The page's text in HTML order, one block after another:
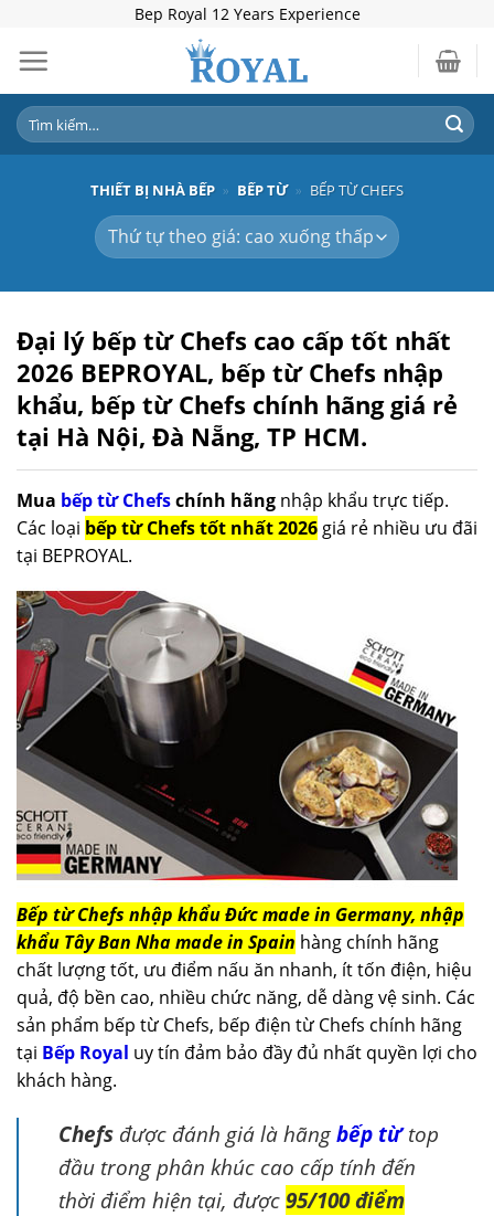
content
Bep Royal 12 Years Experience
Tìm
kiếm:
THIẾT BỊ NHÀ BẾP » BẾP TỪ » BẾP TỪ CHEFS
Đại lý bếp từ Chefs cao cấp tốt nhất
2026 BEPROYAL, bếp từ Chefs nhập
khẩu, bếp từ Chefs chính hãng giá rẻ
tại Hà Nội, Đà Nẵng, TP HCM.
Mua bếp từ Chefschính hãng nhập khẩu trực tiếp.
Các loại bếp từ Chefs tốt nhất 2026 giá rẻ nhiều ưu đãi
tại BEPROYAL.
Bếp từ Chefs nhập khẩu Đức made in Germany, nhập
khẩu Tây Ban Nha made in Spain hàng chính hãng
chất lượng tốt, ưu điểm nấu ăn nhanh, ít tốn điện, hiệu
quả, độ bền cao, nhiều chức năng, dễ dàng vệ sinh. Các
sản phẩm bếp từ Chefs, bếp điện từ Chefs chính hãng
tại Bếp Royal uy tín đảm bảo đầy đủ nhất quyền lợi cho
khách hàng.
Chefs được đánh giá là hãngbếp từtop
đầu trong phân khúc cao cấp tính đến
thời điểm hiện tại, được95/100 điểm